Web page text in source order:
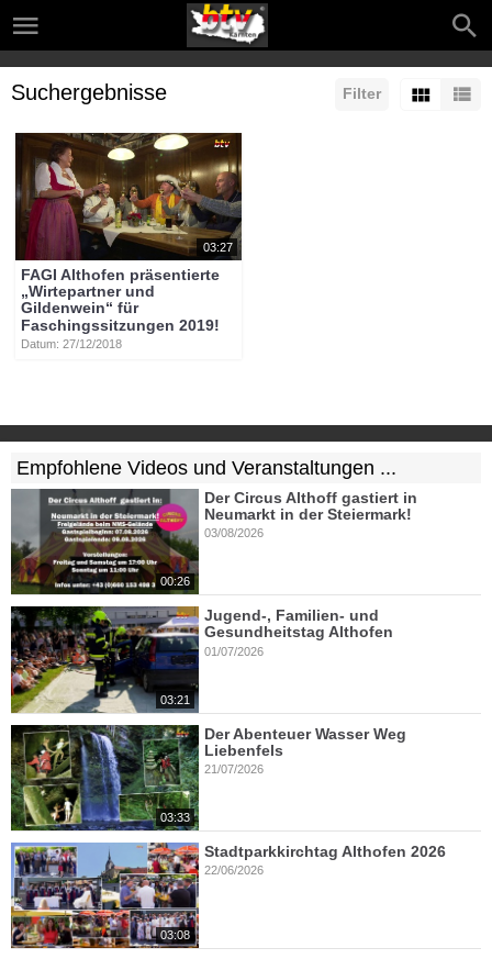
Filter
Suchergebnisse
03:27
FAGI Althofen präsentierte
„Wirtepartner und
Gildenwein“ für
Faschingssitzungen 2019!
Datum: 27/12/2018
Empfohlene Videos und Veranstaltungen ...
00:26
Der Circus Althoff gastiert in
Neumarkt in der Steiermark!
03/08/2026
03:21
Jugend-, Familien- und
Gesundheitstag Althofen
01/07/2026
03:33
Der Abenteuer Wasser Weg
Liebenfels
21/07/2026
03:08
Stadtparkkirchtag Althofen 2026
22/06/2026